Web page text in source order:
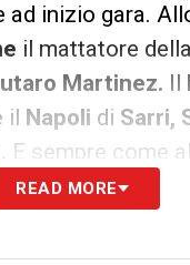
inizio gara.
il mattatore
Martinez. Il
Napoli di Sarri,
E sempre come
uno:la Juventus
READ MORE